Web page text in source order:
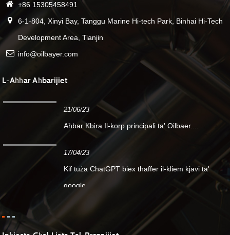
+86 15305458491
6-1-804, Xinyi Bay, Tanggu Marine Hi-tech Park, Binhai Hi-Tech
Development Area, Tianjin
info@oilbayer.com
L-Aħħar Aħbarijiet
21/06/23
Aħbar Kbira.Il-korp prinċipali ta' Oilbaer....
17/04/23
Kif tuża ChatGPT biex tħaffer il-kliem kjavi ta'
google...